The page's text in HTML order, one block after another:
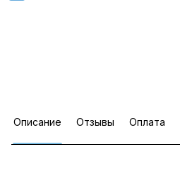
Описание Отзывы Оплата